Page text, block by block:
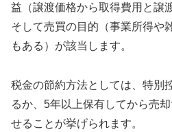
益（譲渡価格から取得費用と譲
そして売買の目的（事業所得や
もある）が該当します。
税金の節約方法としては、特別
るか、5年以上保有してから売
せることが挙げられます。